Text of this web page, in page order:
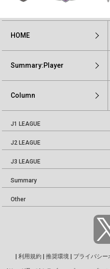
HOME
Summary:Player
Column
J1 LEAGUE
J2 LEAGUE
J3 LEAGUE
Summary
Other
| 利用規約 | 推奨環境 | プライバシー